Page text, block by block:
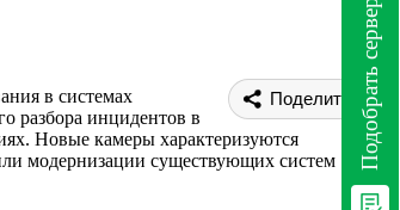
Подобрать сервер
Поделиться
в системах
разбора инцидентов в
Новые камеры характеризуются
модернизации существующих систем